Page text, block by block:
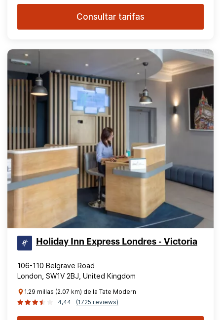
Consultar tarifas
Holiday Inn Express Londres - Victoria
106-110 Belgrave Road
London, SW1V 2BJ, United Kingdom
1.29 millas (2.07 km) de la Tate Modern
4,44
(1725 reviews)